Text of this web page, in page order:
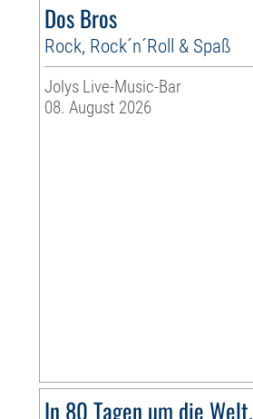
Dos Bros
Rock, Rock´n´Roll & Spaß
Jolys Live-Music-Bar
08. August 2026
In 80 Tagen um die Welt.